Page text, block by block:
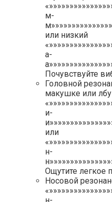
м-
или низкий
а-
Почувствуйте
Головной
макушке или
и-
или
н-
Ощутите легкое
Носовой
н-